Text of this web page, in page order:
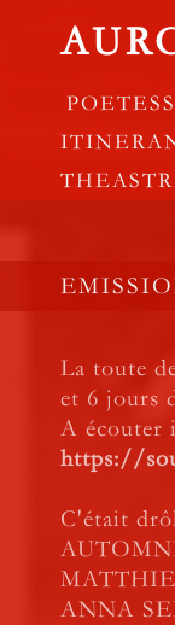
La toute
et 6 jours
A écouter
https://
C'était
ANNA